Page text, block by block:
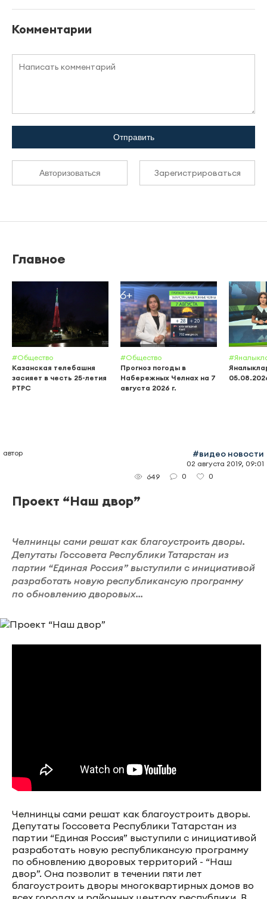
Комментарии
Отправить
Авторизоваться Зарегистрироваться
Главное
#Общество
Казанская телебашня
засияет в честь 25-летия
РТРС
#Общество
Прогноз погоды в
Набережных Челнах на 7
августа 2026 г.
автор #видео новости
02 августа 2019, 09:01
649
0 0
Проект “Наш двор”
Челнинцы сами решат как благоустроить дворы.
Депутаты Госсовета Республики Татарстан из
партии “Единая Россия” выступили с инициативой
разработать новую республикансую программу
по обновлению дворовых...
Челнинцы сами решат как благоустроить дворы.
Депутаты Госсовета Республики Татарстан из
партии “Единая Россия” выступили с инициативой
разработать новую республикансую программу
по обновлению дворовых территорий - “Наш
двор”. Она позволит в течении пяти лет
благоустроить дворы многоквартирных домов во